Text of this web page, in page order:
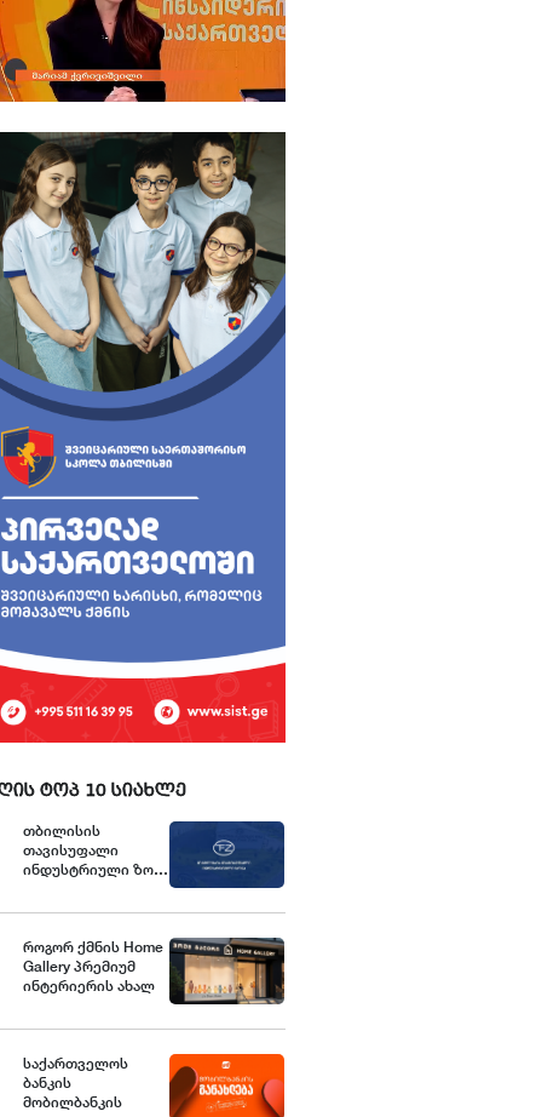
ტოპ 10 სიახლე
თბილისის
თავისუფალი
ინდუსტრიული ზონა
ავრცელებს
როგორ ქმნის Home
Gallery პრემიუმ
ინტერიერის ახალ
საქართველოში
საქართველოს
ბანკის
მობილბანკის